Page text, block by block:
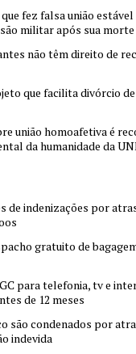
fez falsa união estável
militar após sua morte
não têm direito de
que facilita divórcio
união homoafetiva é
da humanidade da
de indenizações por
gratuito de
para telefonia, tv e
de 12 meses
são condenados por
indevida